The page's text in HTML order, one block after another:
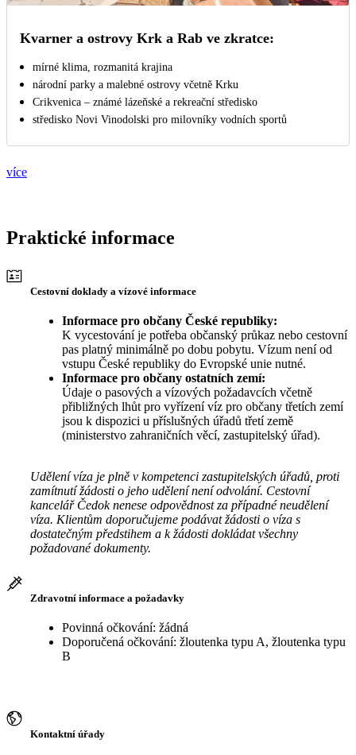
Kvarner a ostrovy Krk a Rab ve zkratce:
mírné klima, rozmanitá krajina
národní parky a malebné ostrovy včetně Krku
Crikvenica – známé lázeňské a rekreační středisko
středisko Novi Vinodolski pro milovníky vodních sportů
více
Praktické informace
Cestovní doklady a vízové informace
Informace pro občany České republiky:
K vycestování je potřeba občanský průkaz nebo cestovní
pas platný minimálně po dobu pobytu. Vízum není od
vstupu České republiky do Evropské unie nutné.
Informace pro občany ostatních zemí:
Údaje o pasových a vízových požadavcích včetně
přibližných lhůt pro vyřízení víz pro občany třetích zemí
jsou k dispozici u příslušných úřadů třetí země
(ministerstvo zahraničních věcí, zastupitelský úřad).
Udělení víza je plně v kompetenci zastupitelských úřadů, proti
zamítnutí žádosti o jeho udělení není odvolání. Cestovní
kancelář Čedok nenese odpovědnost za případné neudělení
víza. Klientům doporučujeme podávat žádosti o víza s
dostatečným předstihem a k žádosti dokládat všechny
požadované dokumenty.
Zdravotní informace a požadavky
Povinná očkování: žádná
Doporučená očkování: žloutenka typu A, žloutenka typu
B
Kontaktní úřady